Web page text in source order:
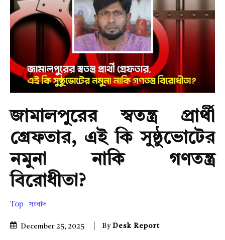
জামালপুরের স্বতন্ত্র প্রার্থী
গ্রেফতার, এই কি সুষ্ঠুভোটের
নমুনা নাকি গণতন্ত্র
বিরোধীতা?
Top সংবাদ
December 25, 2025 By Desk Report